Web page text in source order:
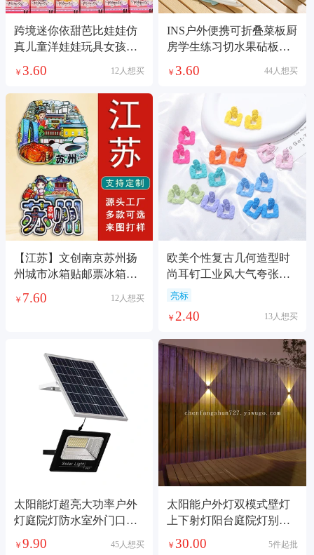
跨境迷你依甜芭比娃娃仿
真儿童洋娃娃玩具女孩礼
￥ 3.60 12人想买
INS户外便携可折叠菜板厨
房学生练习切水果砧板旅
￥ 3.60 44人想买
【江苏】文创南京苏州扬
州城市冰箱贴邮票冰箱装
饰品纪念品国潮
￥ 7.60 12人想买
欧美个性复古几何造型时
尚耳钉工业风大气夸张设
计感简约气质耳饰
亮标
￥2.40 13人想买
太阳能灯超亮大功率户外
灯庭院灯防水室外门口照
明家用新款投光灯
￥ 9.90 45人想买
太阳能户外灯双模式壁灯
上下射灯阳台庭院灯别墅
防水双头洗墙灯
￥ 30.00 5件起批